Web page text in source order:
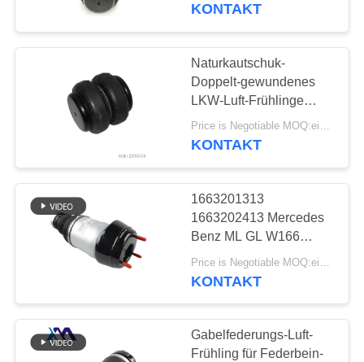
QUALITÄTSKONTROLLE
KONTAKTIERE
NACHRICHTEN
FORDERN
SIE EIN
ANGEBOT
SEITENVERZEICHNIS
MERCEDES-
BENZluft-
Suspendierungs-
Teile
BMW-Luft-
Suspendierungs-
Teile
334
KONTAKT
Naturkautschuk-
Doppelt-gewundenes
LKW-Luft-Frühlinge
Soem 2B6535 2S2600
FD70-13
Price is Negotiable MOQ:ein pc/pcs
KONTAKT
1663201313
1663202413 Mercedes
Benz ML GL W166
Vorderradaufhängung
Luftfeder
KONTAKT
Gabelfederungs-Luft-
Frühling für Federbein-